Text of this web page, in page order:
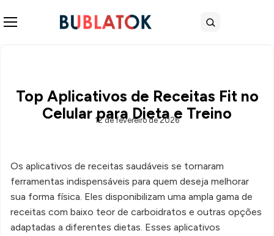
Buscar
Top Aplicativos de Receitas Fit no
Celular para Dieta e Treino
12 de fevereiro de 2026
Os aplicativos de receitas saudáveis se tornaram
ferramentas indispensáveis para quem deseja melhorar
sua forma física. Eles disponibilizam uma ampla gama de
receitas com baixo teor de carboidratos e outras opções
adaptadas a diferentes dietas. Esses aplicativos